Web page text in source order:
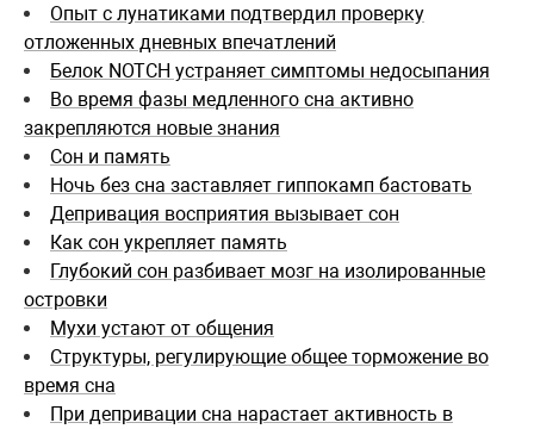
Опыт с лунатиками подтвердил проверку
отложенных дневных впечатлений
Белок NOTCH устраняет симптомы недосыпания
Во время фазы медленного сна активно
закрепляются новые знания
Сон и память
Ночь без сна заставляет гиппокамп бастовать
Депривация восприятия вызывает сон
Как сон укрепляет память
Глубокий сон разбивает мозг на изолированные
островки
Мухи устают от общения
Структуры, регулирующие общее торможение во
время сна
При депривации сна нарастает активность в